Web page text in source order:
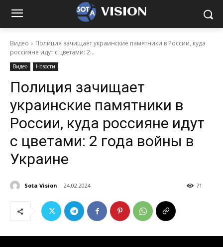
VISION
Видео
Полиция зачищает украинские памятники в России, куда
россияне идут с цветами: 2...
Видео Новости
Полиция зачищает
украинские памятники в
России, куда россияне идут
с цветами: 2 года войны в
Украине
Sota Vision 24.02.2024 71